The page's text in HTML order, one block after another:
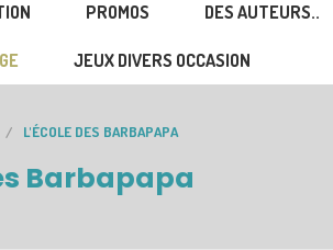
PROMOS DES AUTEURS..
JEUX DIVERS OCCASION
L'ÉCOLE DES BARBAPAPA
Barbapapa